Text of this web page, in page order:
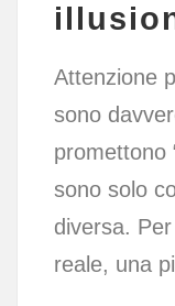
Attenzione
sono
promettono
sono solo
diversa.
reale, una